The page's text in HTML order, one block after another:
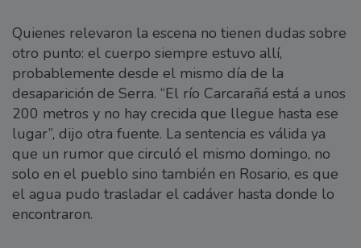
Quienes relevaron la escena no tienen dudas sobre
otro punto: el cuerpo siempre estuvo allí,
probablemente desde el mismo día de la
desaparición de Serra. “El río Carcarañá está a unos
200 metros y no hay crecida que llegue hasta ese
lugar”, dijo otra fuente. La sentencia es válida ya
que un rumor que circuló el mismo domingo, no
solo en el pueblo sino también en Rosario, es que
el agua pudo trasladar el cadáver hasta donde lo
encontraron.